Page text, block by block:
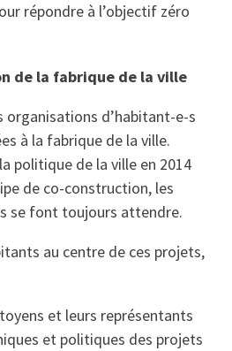
répondre à l’objectif zéro
de la fabrique de la ville
organisations d’habitant-e-s
à la fabrique de la ville.
politique de la ville en 2014
de co-construction, les
se font toujours attendre.
au centre de ces projets,
et leurs représentants
et politiques des projets